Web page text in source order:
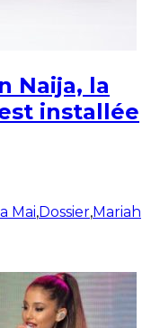
Naija, la
installée
Mai,Dossier,Mariah